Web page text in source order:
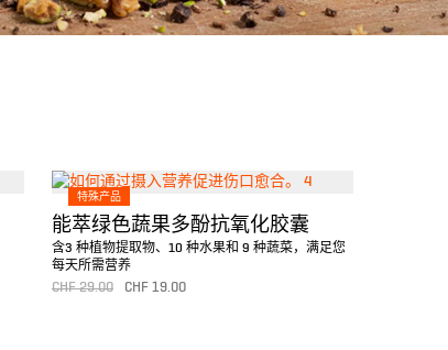
特殊产品
能萃绿色蔬果多酚抗氧化胶囊
含3 种植物提取物、10 种水果和 9 种蔬菜，满足您
每天所需营养
CHF29.00 CHF 19.00